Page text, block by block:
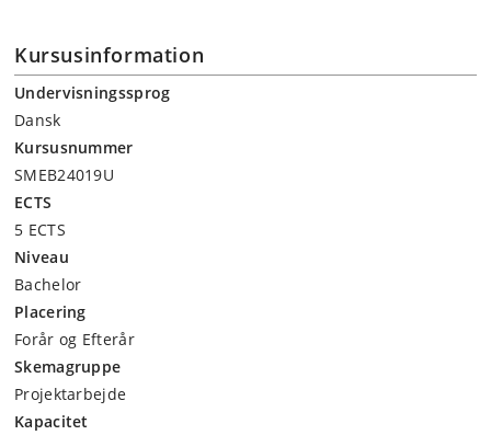
Kursusinformation
Undervisningssprog
Dansk
Kursusnummer
SMEB24019U
ECTS
5 ECTS
Niveau
Bachelor
Placering
Forår og Efterår
Skemagruppe
Projektarbejde
Kapacitet